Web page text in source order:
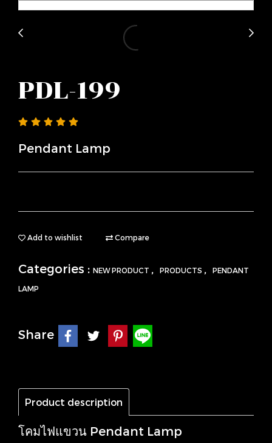
PDL-199
Pendant Lamp
Add to wishlist Compare
Categories : NEW PRODUCT , PRODUCTS , PENDANT
LAMP
Share
Product description
โคมไฟแขวน Pendant Lamp